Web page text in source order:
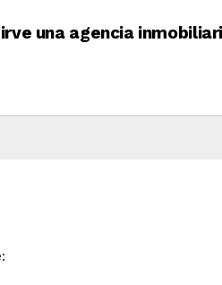
una agencia